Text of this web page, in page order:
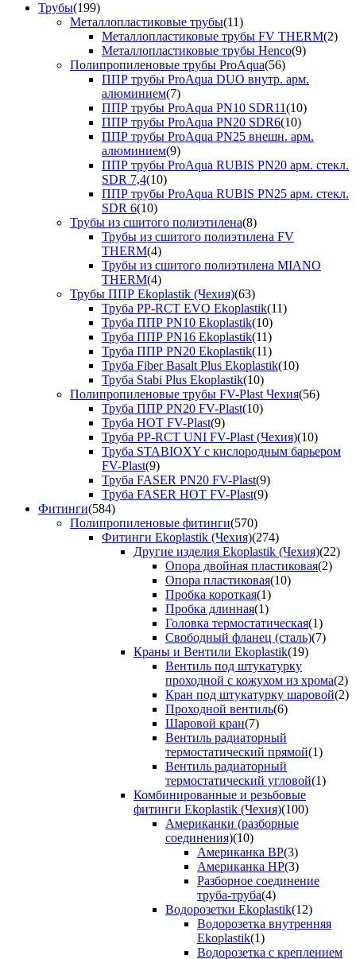
Трубы(199)
Металлопластиковые трубы(11)
Металлопластиковые трубы FV THERM(2)
Металлопластиковые трубы Henco(9)
Полипропиленовые трубы ProAqua(56)
ППР трубы ProAqua DUO внутр. арм.
алюминием(7)
ППР трубы ProAqua PN10 SDR11(10)
ППР трубы ProAqua PN20 SDR6(10)
ППР трубы ProAqua PN25 внешн. арм.
алюминием(9)
ППР трубы ProAqua RUBIS PN20 арм. стекл.
SDR 7,4(10)
ППР трубы ProAqua RUBIS PN25 арм. стекл.
SDR 6(10)
Трубы из сшитого полиэтилена(8)
Трубы из сшитого полиэтилена FV
THERM(4)
Трубы из сшитого полиэтилена MIANO
THERM(4)
Трубы ППР Ekoplastik (Чехия)(63)
Труба PP-RCT EVO Ekoplastik(11)
Труба ППР PN10 Ekoplastik(10)
Труба ППР PN16 Ekoplastik(11)
Труба ППР PN20 Ekoplastik(11)
Труба Fiber Basalt Plus Ekoplastik(10)
Труба Stabi Plus Ekoplastik(10)
Полипропиленовые трубы FV-Plast Чехия(56)
Труба ППР PN20 FV-Plast(10)
Труба HOT FV-Plast(9)
Труба PP-RCT UNI FV-Plast (Чехия)(10)
Труба STABIOXY с кислородным барьером
FV-Plast(9)
Труба FASER PN20 FV-Plast(9)
Труба FASER HOT FV-Plast(9)
Фитинги(584)
Полипропиленовые фитинги(570)
Фитинги Ekoplastik (Чехия)(274)
Другие изделия Ekoplastik (Чехия)(22)
Опора двойная пластиковая(2)
Опора пластиковая(10)
Пробка короткая(1)
Пробка длинная(1)
Головка термостатическая(1)
Свободный фланец (сталь)(7)
Краны и Вентили Ekoplastik(19)
Вентиль под штукатурку
проходной с кожухом из хрома(2)
Кран под штукатурку шаровой(2)
Проходной вентиль(6)
Шаровой кран(7)
Вентиль радиаторный
термостатический прямой(1)
Вентиль радиаторный
термостатический угловой(1)
Комбинированные и резьбовые
фитинги Ekoplastik (Чехия)(100)
Американки (разборные
соединения)(10)
Американка ВР(3)
Американка НР(3)
Разборное соединение
труба-труба(4)
Водорозетки Ekoplastik(12)
Водорозетка внутренняя
Ekoplastik(1)
Водорозетка с креплением